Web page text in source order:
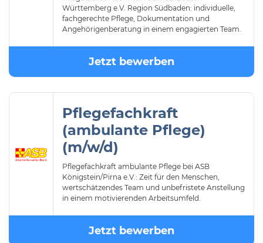
Württemberg e.V. Region Südbaden: individuelle,
fachgerechte Pflege, Dokumentation und
Angehörigenberatung in einem engagierten Team.
Jetzt bewerben
Pflegefachkraft
(ambulante Pflege)
(m/w/d)
Pflegefachkraft ambulante Pflege bei ASB
Königstein/Pirna e.V.: Zeit für den Menschen,
wertschätzendes Team und unbefristete Anstellung
in einem motivierenden Arbeitsumfeld.
Jetzt bewerben